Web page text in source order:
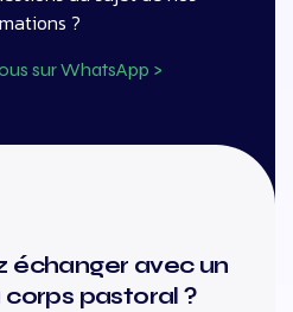
?
sur WhatsApp >
échanger avec un
pastoral ?